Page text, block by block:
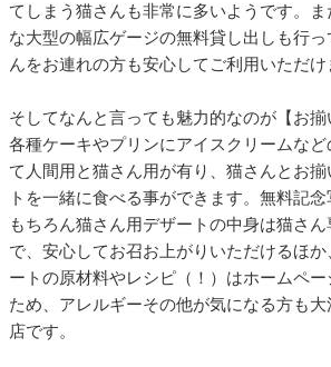
てしまう猫さんも非常に多いようです。
な大型の幅広ゲージの無料貸し出しも行
んをお連れの方も安心してご利用いただけ
そしてなんと言っても魅力的なのが【お揃
各種ケーキやプリンにアイスクリームな
て人間用と猫さん用が有り、猫さんとお
トを一緒に食べる事ができます。無料記念
もちろん猫さん用デザートの中身は猫さ
で、安心してお召お上がりいただけるほ
ートの原材料やレシピ（！）はホームペ
ため、アレルギーその他が気になる方も
店です。